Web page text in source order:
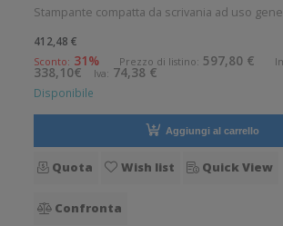
Stampante compatta da scrivania ad uso
trasferimento termico. Velocit di stampa: 152 mm/sec
Risoluzione di stampa: 8 dot/mm Supporto di stampa:
Cartellini, Etichette, R
412,48 €
Sconto: 31% Prezzo di listino: 597,80 €
338,10€ Iva: 74,38 €
Disponibile
Aggiungi al carrello
Quota Wish list Quick View
Confronta